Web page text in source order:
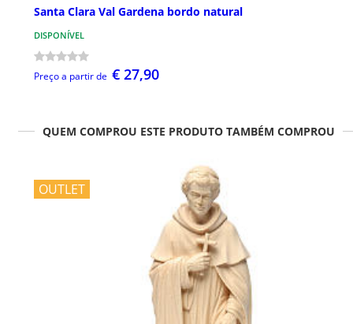
Santa Clara Val Gardena bordo natural
DISPONÍVEL
Preço a partir de € 27,90
QUEM COMPROU ESTE PRODUTO TAMBÉM COMPROU
OUTLET